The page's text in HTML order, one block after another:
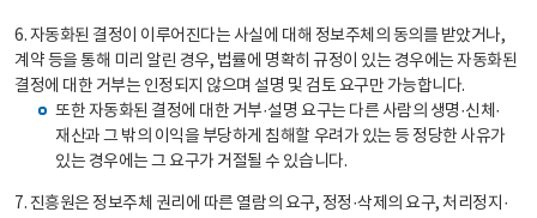
6. 자동화된 결정이 이루어진다는 사실에 대해 정보주체의 동의를 받았거나,
계약 등을 통해 미리 알린 경우, 법률에 명확히 규정이 있는 경우에는 자동화된
결정에 대한 거부는 인정되지 않으며 설명 및 검토 요구만 가능합니다.
또한 자동화된 결정에 대한 거부·설명 요구는 다른 사람의 생명·신체·
재산과 그 밖의 이익을 부당하게 침해할 우려가 있는 등 정당한 사유가
있는 경우에는 그 요구가 거절될 수 있습니다.
7. 진흥원은 정보주체 권리에 따른 열람의 요구, 정정·삭제의 요구, 처리정지·